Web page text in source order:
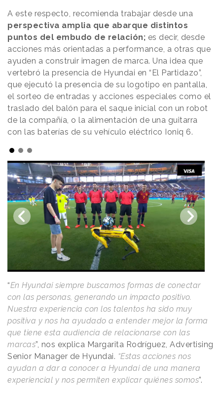
A este respecto, recomienda trabajar desde una
perspectiva amplia que abarque distintos
puntos del embudo de relación; es decir, desde
acciones más orientadas a performance, a otras que
ayuden a construir imagen de marca. Una idea que
vertebró la presencia de Hyundai en “El Partidazo”,
que ejecutó la presencia de su logotipo en pantalla,
el sorteo de entradas y acciones especiales como el
traslado del balón para el saque inicial con un robot
de la compañía, o la alimentación de una guitarra
con las baterías de su vehículo eléctrico Ioniq 6.
“En Hyundai siempre buscamos formas de conectar
con las personas, generando un impacto positivo.
Nuestra experiencia con los talentos ha sido muy
positiva y nos ha ayudado a entender mejor la forma
que tiene esta audiencia de relacionarse con las
marcas”, nos explica Margarita Rodríguez, Advertising
Senior Manager de Hyundai. “Estas acciones nos
ayudan a dar a conocer a Hyundai de una manera
experiencial y nos permiten explicar quiénes somos”.